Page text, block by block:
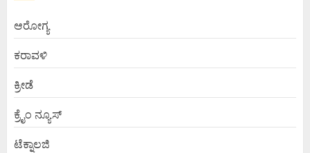
ಆರೋಗ್ಯ
ಕರಾವಳಿ
ಕ್ರೀಡೆ
ಕ್ರೈಂ ನ್ಯೂಸ್
ಟೆಕ್ನಾಲಜಿ